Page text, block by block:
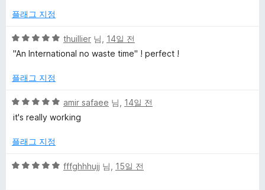
에
점
플래그 지정
5
점
점
5
점
thuillier 님, 14일 전
"An International no waste time" ! perfect !
플래그 지정
5
점
점
5
amir safaee 님, 14일 전
it's really working
플래그 지정
5
fffghhhujj 님, 15일 전